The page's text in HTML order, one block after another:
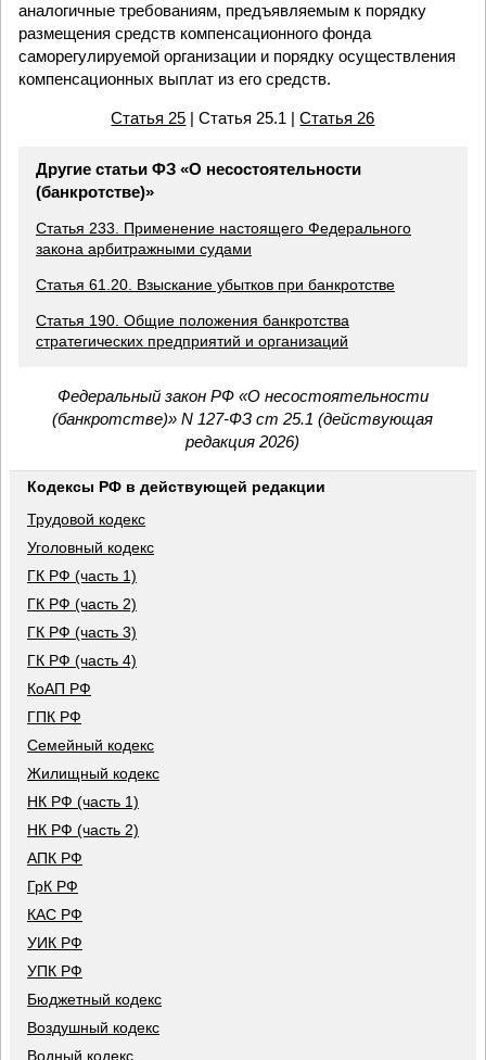
аналогичные требованиям, предъявляемым к порядку
размещения средств компенсационного фонда
саморегулируемой организации и порядку осуществления
компенсационных выплат из его средств.
Статья 25 | Статья 25.1 |Статья 26
Другие статьи ФЗ «О несостоятельности
(банкротстве)»
Статья 233. Применение настоящего Федерального
закона арбитражными судами
Статья 61.20. Взыскание убытков при банкротстве
Статья 190. Общие положения банкротства
стратегических предприятий и организаций
Федеральный закон РФ «О несостоятельности
(банкротстве)» N 127-ФЗ ст 25.1 (действующая
редакция 2026)
Кодексы РФ в действующей редакции
Трудовой кодекс
Уголовный кодекс
ГК РФ (часть 1)
ГК РФ (часть 2)
ГК РФ (часть 3)
ГК РФ (часть 4)
КоАП РФ
ГПК РФ
Семейный кодекс
Жилищный кодекс
НК РФ (часть 1)
НК РФ (часть 2)
АПК РФ
ГрК РФ
КАС РФ
УИК РФ
УПК РФ
Бюджетный кодекс
Воздушный кодекс
Водный кодекс